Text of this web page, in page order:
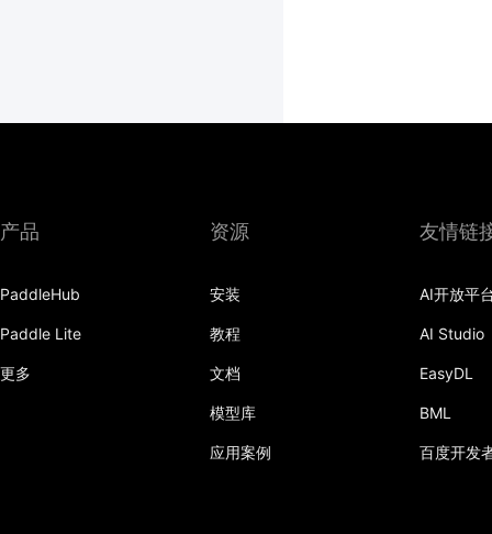
产品
PaddleHub
Paddle Lite
更多
资源
安装
教程
文档
模型库
应用案例
友情链
AI开放平
AI Studio
EasyDL
BML
百度开发